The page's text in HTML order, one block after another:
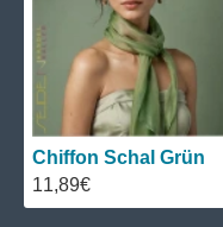
Chiffon Schal Grün
11,89€